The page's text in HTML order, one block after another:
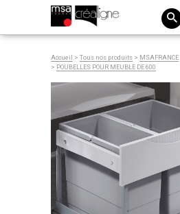
Accueil > Tous nos produits > MSAFRANCE
> POUBELLES POUR MEUBLE DE 600